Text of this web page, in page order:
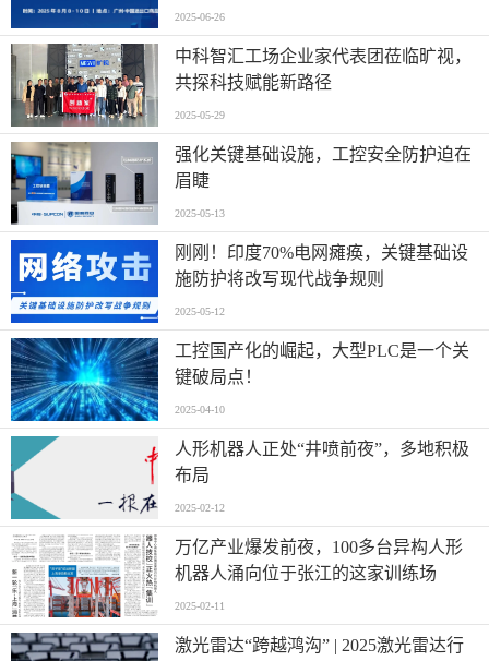
光补储”模式迅速扩张
2025-06-26
中科智汇工场企业家代表团莅临旷视，
共探科技赋能新路径
2025-05-29
强化关键基础设施，工控安全防护迫在
眉睫
2025-05-13
刚刚！印度70%电网瘫痪，关键基础设
施防护将改写现代战争规则
2025-05-12
工控国产化的崛起，大型PLC是一个关
键破局点！
2025-04-10
人形机器人正处“井喷前夜”，多地积极
布局
2025-02-12
万亿产业爆发前夜，100多台异构人形
机器人涌向位于张江的这家训练场
2025-02-11
激光雷达“跨越鸿沟” | 2025激光雷达行